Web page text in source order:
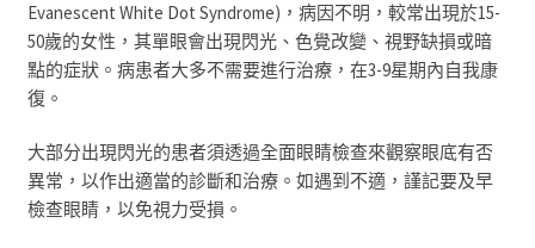
Evanescent White Dot Syndrome) ，病因不明，較常出現於15-
50歲的女性，其單眼會出現閃光、色覺改變、視野缺損或暗
點的症狀。病患者大多不需要進行治療，在3-9星期內自我康
復。
大部分出現閃光的患者須透過全面眼睛檢查來觀察眼底有否
異常，以作出適當的診斷和治療。如遇到不適，謹記要及早
檢查眼睛，以免視力受損。